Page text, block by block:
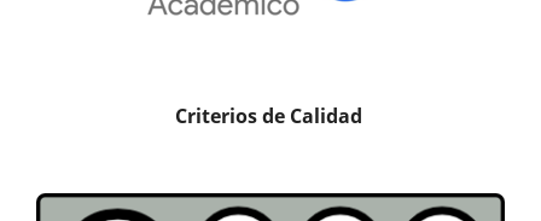
Criterios de Calidad